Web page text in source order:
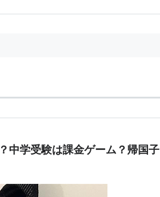
中学受験は課金ゲーム？帰国子